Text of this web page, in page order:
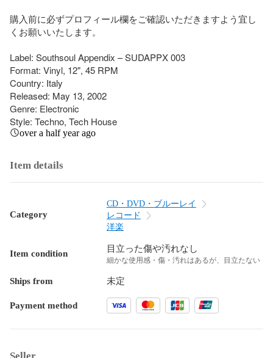
購入前に必ずプロフィール欄をご確認いただきますよう宜し
くお願いいたします。
Label: Southsoul Appendix – SUDAPPX 003
Format: Vinyl, 12", 45 RPM
Country: Italy
Released: May 13, 2002
Genre: Electronic
Style: Techno, Tech House
over a half year ago
Item details
Category
CD・DVD・ブルーレイ
レコード
洋楽
Item condition 目立った傷や汚れなし
細かな使用感・傷・汚れはあるが、目立たない
Ships from 未定
Payment method
Seller